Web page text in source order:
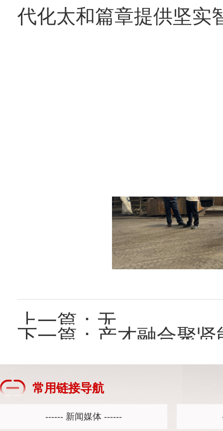
代化太和篇章提供坚实
上一篇：无
下一篇： 产才融合聚
常用链接导航